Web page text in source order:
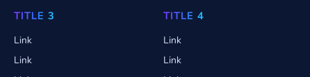
TITLE 3
Link
Link
TITLE 4
Link
Link